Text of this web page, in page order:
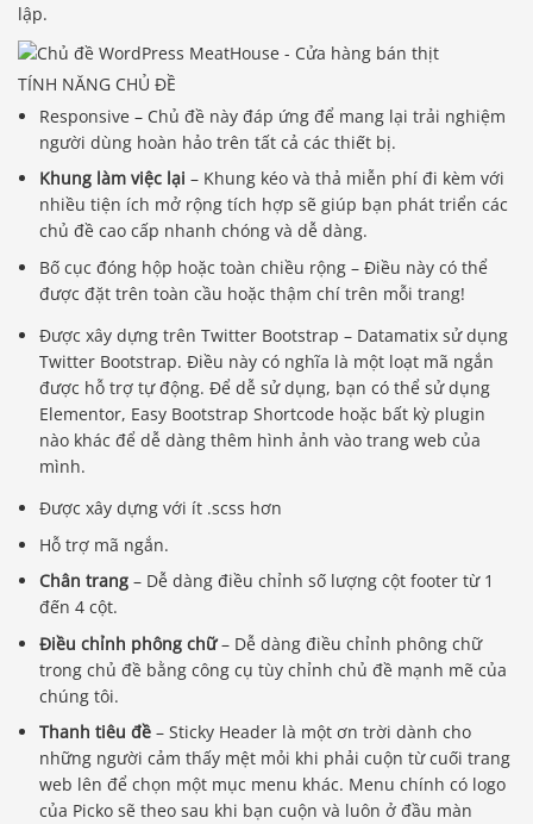
lập.
TÍNH NĂNG CHỦ ĐỀ
Responsive – Chủ đề này đáp ứng để mang lại trải nghiệm
người dùng hoàn hảo trên tất cả các thiết bị.
Khung làm việc lại– Khung kéo và thả miễn phí đi kèm với
nhiều tiện ích mở rộng tích hợp sẽ giúp bạn phát triển các
chủ đề cao cấp nhanh chóng và dễ dàng.
Bố cục đóng hộp hoặc toàn chiều rộng – Điều này có thể
được đặt trên toàn cầu hoặc thậm chí trên mỗi trang!
Được xây dựng trên Twitter Bootstrap – Datamatix sử dụng
Twitter Bootstrap. Điều này có nghĩa là một loạt mã ngắn
được hỗ trợ tự động. Để dễ sử dụng, bạn có thể sử dụng
Elementor, Easy Bootstrap Shortcode hoặc bất kỳ plugin
nào khác để dễ dàng thêm hình ảnh vào trang web của
mình.
Được xây dựng với ít .scss hơn
Hỗ trợ mã ngắn.
Chân trang– Dễ dàng điều chỉnh số lượng cột footer từ 1
đến 4 cột.
Điều chỉnh phông chữ– Dễ dàng điều chỉnh phông chữ
trong chủ đề bằng công cụ tùy chỉnh chủ đề mạnh mẽ của
chúng tôi.
Thanh tiêu đề – Sticky Header là một ơn trời dành cho
những người cảm thấy mệt mỏi khi phải cuộn từ cuối trang
web lên để chọn một mục menu khác. Menu chính có logo
của Picko sẽ theo sau khi bạn cuộn và luôn ở đầu màn